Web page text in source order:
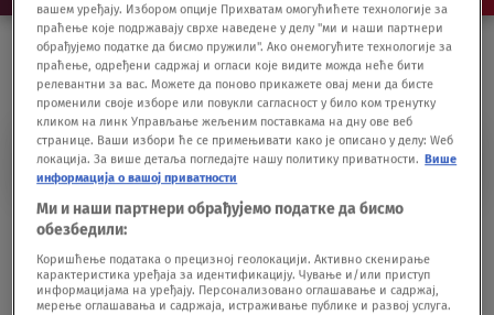
TREĆI BROJ
očekuje na kioscima
DRUŠTVO 01.07.21.
вашем уређају. Избором опције Прихватам омогућићете технологије за
праћење које подржавају сврхе наведене у делу "ми и наши партнери
обрађујемо податке да бисмо пружили". Ако онемогућите технологије за
праћење, одређени садржај и огласи које видите можда неће бити
релевантни за вас. Можете да поново прикажете овај мени да бисте
променили своје изборе или повукли сагласност у било ком тренутку
кликом на линк Управљање жељеним поставкама на дну ове веб
странице. Ваши избори ће се примењивати како је описано у делу: Wеб
локација. За више детаља погледајте нашу политику приватности. Више
информација о вашој приватности
Ми и наши партнери обрађујемо податке да бисмо
обезбедили:
Коришћење података о прецизној геолокацији. Активно скенирање
карактеристика уређаја за идентификацију. Чување и/или приступ
информацијама на уређају. Персонализовано оглашавање и садржај,
мерење оглашавања и садржаја, истраживање публике и развој услуга.